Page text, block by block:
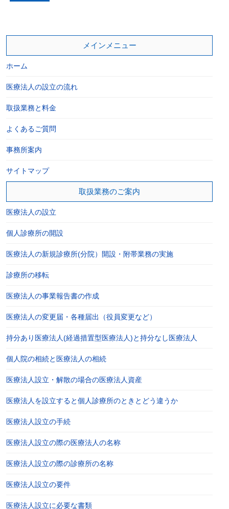
メインメニュー
ホーム
医療法人の設立の流れ
取扱業務と料金
よくあるご質問
事務所案内
サイトマップ
取扱業務のご案内
医療法人の設立
個人診療所の開設
医療法人の新規診療所(分院）開設・附帯業務の実施
診療所の移転
医療法人の事業報告書の作成
医療法人の変更届・各種届出（役員変更など）
持分あり医療法人(経過措置型医療法人)と持分なし医療法人
個人院の相続と医療法人の相続
医療法人設立・解散の場合の医療法人資産
医療法人を設立すると個人診療所のときとどう違うか
医療法人設立の手続
医療法人設立の際の医療法人の名称
医療法人設立の際の診療所の名称
医療法人設立の要件
医療法人設立に必要な書類